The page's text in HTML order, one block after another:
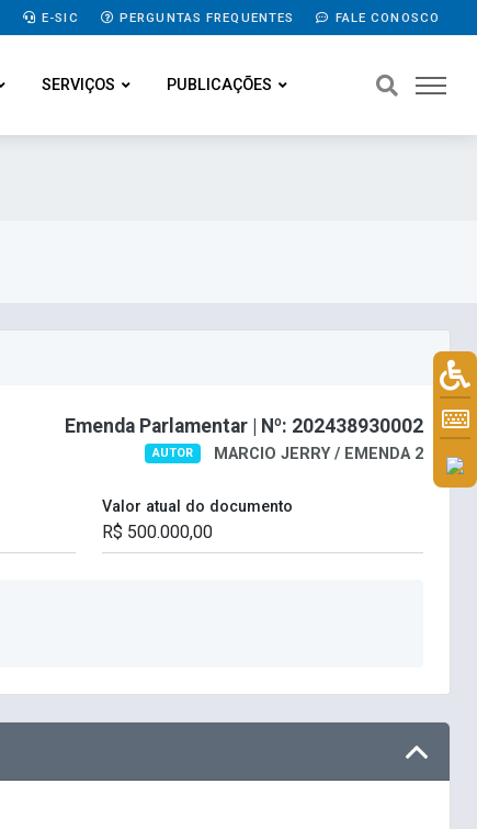
E-SIC PERGUNTAS FREQUENTES FALE CONOSCO
SERVIÇOS PUBLICAÇÕES
Emenda Parlamentar | Nº: 202438930002
AUTOR MARCIO JERRY / EMENDA 2
Valor atual do documento